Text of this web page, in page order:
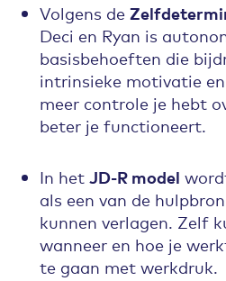
Volgens de
Deci en Ryan is
basisbehoeften die
intrinsieke motivatie
meer controle je hebt
beter je functioneert.
In het JD-R model
als een van de
kunnen verlagen. Zelf
wanneer en hoe je
te gaan met werkdruk.